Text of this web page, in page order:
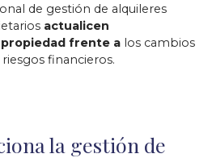
de gestión de alquileres
actualicen
frente a los cambios
financieros.
la gestión de